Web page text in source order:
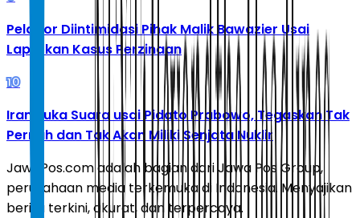
Pelapor Diintimidasi Pihak Malik Bawazier Usai
Laporkan Kasus Perzinaan
10
Iran Buka Suara usai Pidato Prabowo, Tegaskan Tak
Pernah dan Tak Akan Miliki Senjata Nuklir
JawaPos.com adalah bagian dari Jawa Pos Group,
perusahaan media terkemuka di Indonesia. Menyajikan
berita terkini, akurat, dan terpercaya.